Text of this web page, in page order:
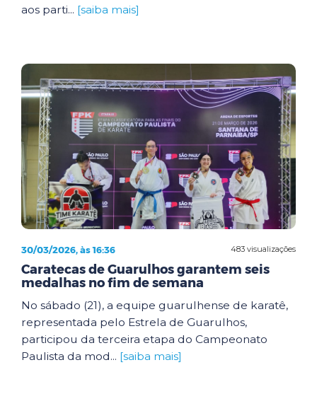
aos parti... [saiba mais]
483 visualizações
30/03/2026, às 16:36
Caratecas de Guarulhos garantem seis
medalhas no fim de semana
No sábado (21), a equipe guarulhense de karatê,
representada pelo Estrela de Guarulhos,
participou da terceira etapa do Campeonato
Paulista da mod... [saiba mais]